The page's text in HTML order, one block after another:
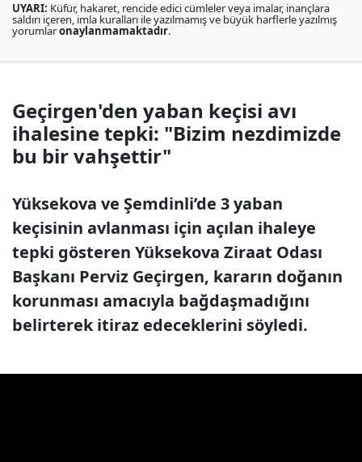
UYARI: Küfür, hakaret, rencide edici cümleler veya imalar, inançlara
saldırı içeren, imla kuralları ile yazılmamış ve büyük harflerle yazılmış
yorumlaronaylanmamaktadır.
Geçirgen'den yaban keçisi avı
ihalesine tepki: "Bizim nezdimizde
bu bir vahşettir"
Yüksekova ve Şemdinli’de 3 yaban
keçisinin avlanması için açılan ihaleye
tepki gösteren Yüksekova Ziraat Odası
Başkanı Perviz Geçirgen, kararın doğanın
korunması amacıyla bağdaşmadığını
belirterek itiraz edeceklerini söyledi.